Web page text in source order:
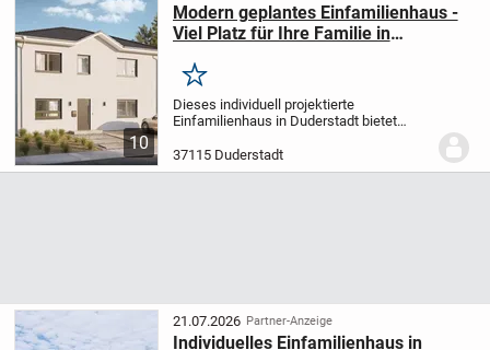
10
Modern geplantes Einfamilienhaus -
Viel Platz für Ihre Familie in
Merken
Dieses individuell projektierte
Einfamilienhaus in Duderstadt bietet
sechs Zimmern, darunter fünf
Schlafzimmer, großzügigen Raum für die
37115 Duderstadt
21.07.2026 Partner-Anzeige
Individuelles Einfamilienhaus in